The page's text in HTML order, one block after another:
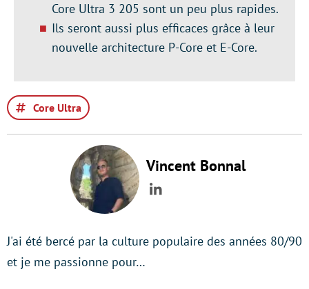
Core Ultra 3 205 sont un peu plus rapides.
Ils seront aussi plus efficaces grâce à leur
nouvelle architecture P-Core et E-Core.
Core Ultra
Vincent Bonnal
LinkedIn
J'ai été bercé par la culture populaire des années 80/90
et je me passionne pour…